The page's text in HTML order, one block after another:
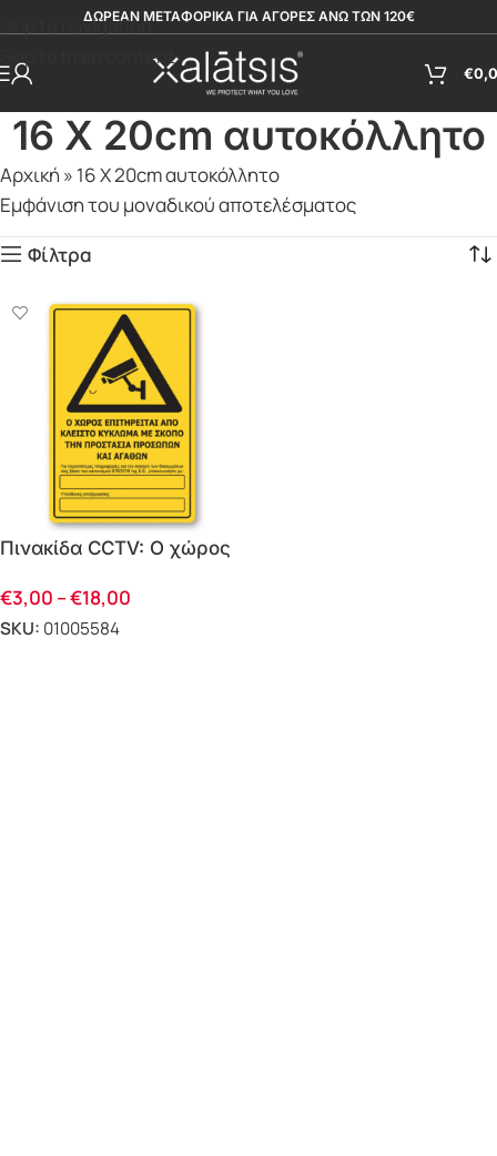
Skip to navigation
Skip to main content
ΔΩΡΕΑΝ ΜΕΤΑΦΟΡΙΚΑ ΓΙΑ ΑΓΟΡΕΣ ΑΝΩ ΤΩΝ 120€
€
16 X 20cm αυτοκόλλητο
Αρχική » 16 X 20cm αυτοκόλλητο
Εμφάνιση του μοναδικού αποτελέσματος
Φίλτρα
Πινακίδα CCTV: Ο χώρος
κλειστό κύκλωμα
τηλεόρασης
€3,00 –€18,00
SKU: 01005584